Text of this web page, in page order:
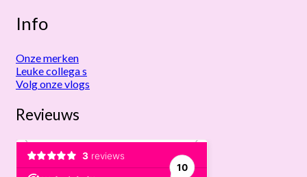
Info
Onze merken
Leuke collega s
Volg onze vlogs
Revieuws